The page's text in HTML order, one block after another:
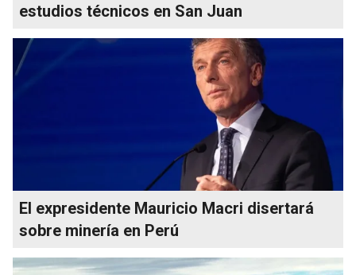
estudios técnicos en San Juan
El expresidente Mauricio Macri disertará
sobre minería en Perú